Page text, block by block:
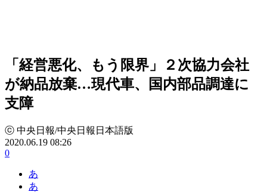
「経営悪化、もう限界」２次協力会社
が納品放棄…現代車、国内部品調達に
支障
ⓒ 中央日報/中央日報日本語版
2020.06.19 08:26
0
あ
あ